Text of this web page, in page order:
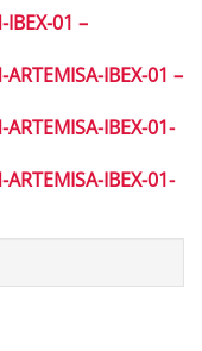
01 –
IBEX-01 –
IBEX-01-
IBEX-01-